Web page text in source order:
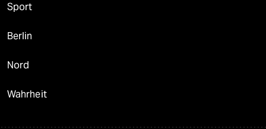
Sport
Berlin
Nord
Wahrheit